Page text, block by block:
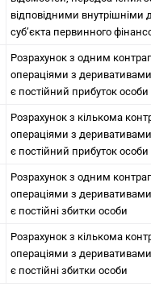
відповідними внутрішніми
суб’єкта первинного
Розрахунок з одним
операціями з
є постійний прибуток особи
Розрахунок з кількома
операціями з
є постійний прибуток особи
Розрахунок з одним
операціями з
є постійні збитки особи
Розрахунок з кількома
операціями з
є постійні збитки особи